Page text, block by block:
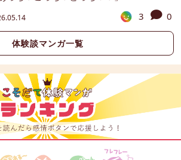
3 0
体験談マンガ一覧